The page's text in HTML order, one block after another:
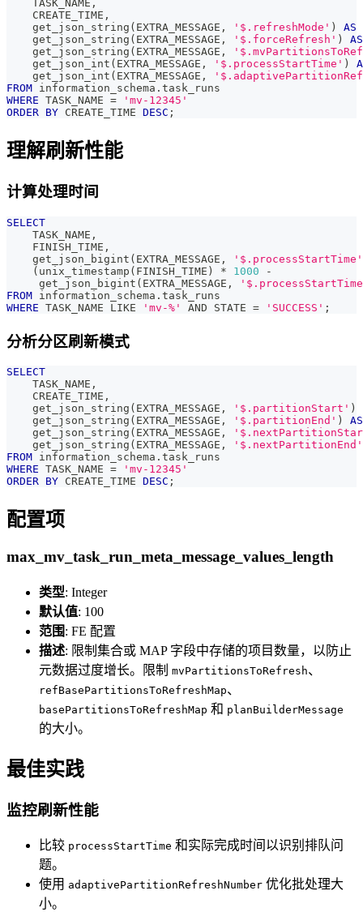
    TASK_NAME
,
    CREATE_TIME
,
    get_json_string
( EXTRA_MESSAGE , '$.refreshMode' ) AS
    get_json_string
( EXTRA_MESSAGE , '$.forceRefresh' )
AS
    get_json_string
( EXTRA_MESSAGE ,
    get_json_int
( EXTRA_MESSAGE , '$.processStartTime' )
    get_json_int
( EXTRA_MESSAGE ,
FROM information_schema . task_runs
WHERE TASK_NAME =
'mv-12345'
ORDER BY CREATE_TIME DESC ;
理解刷新性能
计算处理时间
SELECT
    TASK_NAME
,
    FINISH_TIME
,
    get_json_bigint
( EXTRA_MESSAGE ,
'$.processStartTime'
( unix_timestamp ( FINISH_TIME ) * 1000
-
     get_json_bigint
( EXTRA_MESSAGE ,
FROM information_schema . task_runs
WHERE TASK_NAME LIKE 'mv-%' AND STATE = 'SUCCESS' ;
分析分区刷新模式
SELECT
    TASK_NAME
,
    CREATE_TIME
,
    get_json_string
( EXTRA_MESSAGE , '$.partitionStart' )
    get_json_string
( EXTRA_MESSAGE , '$.partitionEnd' )
AS
    get_json_string
( EXTRA_MESSAGE ,
    get_json_string
( EXTRA_MESSAGE ,
'$.nextPartitionEnd'
FROM information_schema . task_runs
WHERE TASK_NAME =
'mv-12345'
ORDER BY CREATE_TIME DESC ;
配置项
max_mv_task_run_meta_message_values_length
类型: Integer
默认值: 100
范围: FE 配置
描述: 限制集合或 MAP 字段中存储的项目数量，以防止
元数据过度增长。限制 mvPartitionsToRefresh、
refBasePartitionsToRefreshMap、
basePartitionsToRefreshMap 和 planBuilderMessage
的大小。
最佳实践
监控刷新性能
比较 processStartTime 和实际完成时间以识别排队问
题。
使用 adaptivePartitionRefreshNumber 优化批处理大
小。